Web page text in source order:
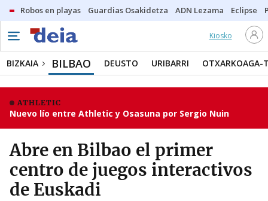
Robos en playas Guardias Osakidetza ADN Lezama Eclipse
Kiosko
BIZKAIA BILBAO DEUSTO URIBARRI OTXARKOAGA-
ATHLETIC
Nuevo lío entre Athletic y Osasuna por Sergio Nuin
Abre en Bilbao el primer
centro de juegos interactivos
de Euskadi